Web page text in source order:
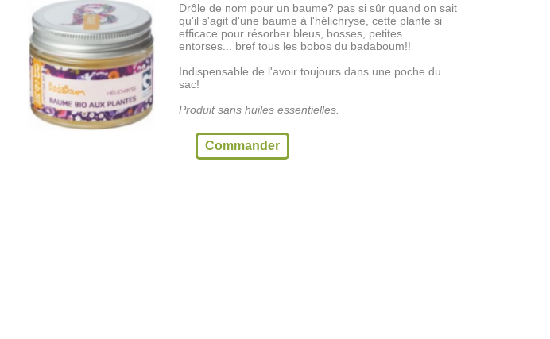
Drôle de nom pour un baume? pas si sûr quand on sait
qu'il s'agit d'une baume à l'hélichryse, cette plante si
efficace pour résorber bleus, bosses, petites
entorses... bref tous les bobos du badaboum!!
Indispensable de l'avoir toujours dans une poche du
sac!
Produit sans huiles essentielles.
Commander